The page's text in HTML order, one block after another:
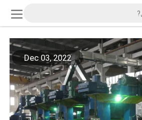
Dec 03, 2022